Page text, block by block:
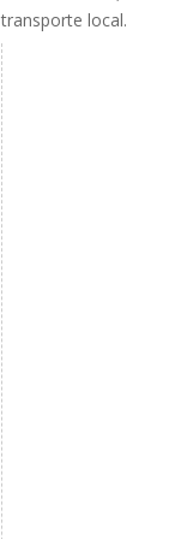
transporte local.